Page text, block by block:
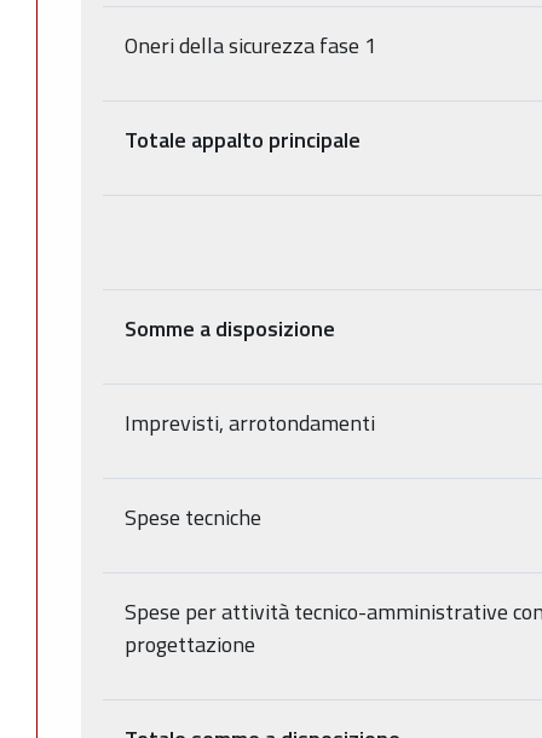
Oneri della sicurezza fase 1
Totale appalto principale
Somme a disposizione
Imprevisti, arrotondamenti
Spese tecniche
Spese per attività tecnico-amministrative
progettazione